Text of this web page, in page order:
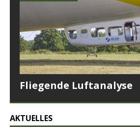
Fliegende Luftanalyse
AKTUELLES